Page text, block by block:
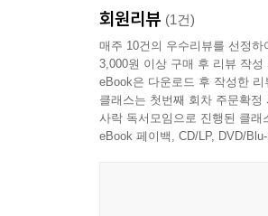
대항하며 사랑한다. 이 책
- 민서영 (『썅년의 미학』
여성으로서 남성을 사랑
모순적인 존재라는 사실을
보다 보면 민낯의 나를 더
걸음으로 당신의 마음 앞까
회원리뷰 (1건)
매주 10건의 우수리뷰를 선정
3,000원 이상 구매 후 리뷰 작성
eBook은 다운로드 후 작성한
클래스는 첫번째 회차 주문확
사락 독서모임으로 진행된 클
eBook 페이백, CD/LP, DVD/